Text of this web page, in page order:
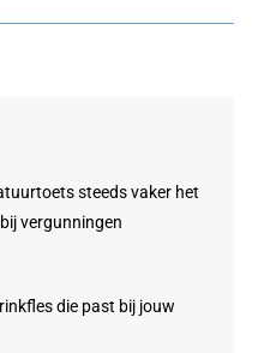
steeds vaker het
vergunningen
die past bij jouw